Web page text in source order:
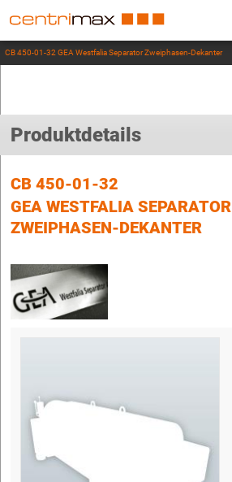
CB 450-01-32 GEA Westfalia Separator Zweiphasen-Dekanter
Produktdetails
CB 450-01-32
GEA WESTFALIA SEPARATOR
ZWEIPHASEN-DEKANTER